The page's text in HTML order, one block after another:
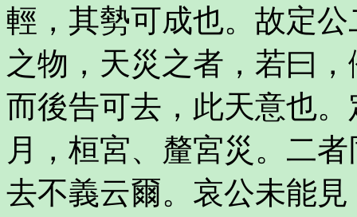
輕，其勢可成也。故定
之物，天災之者，若曰
而後告可去，此天意也
月，桓宮、釐宮災。二
去不義云爾。哀公未能